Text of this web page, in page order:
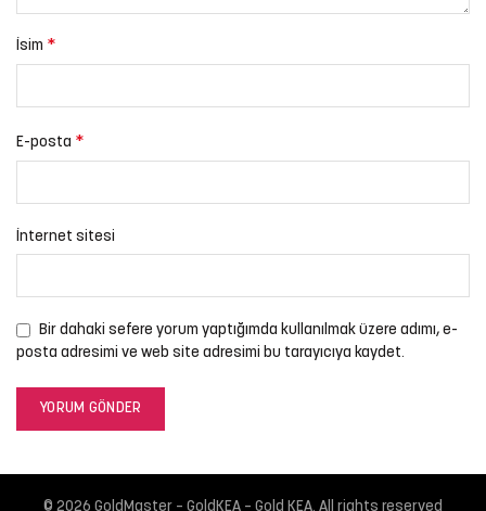
İsim *
E-posta *
İnternet sitesi
Bir dahaki sefere yorum yaptığımda kullanılmak üzere adımı, e-
posta adresimi ve web site adresimi bu tarayıcıya kaydet.
© 2026 GoldMaster – GoldKEA – Gold KEA. All rights reserved